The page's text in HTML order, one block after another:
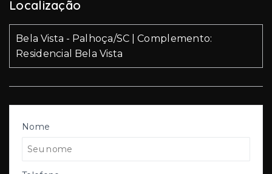
Nome
Localização
Bela Vista - Palhoça/SC | Complemento:
Residencial Bela Vista